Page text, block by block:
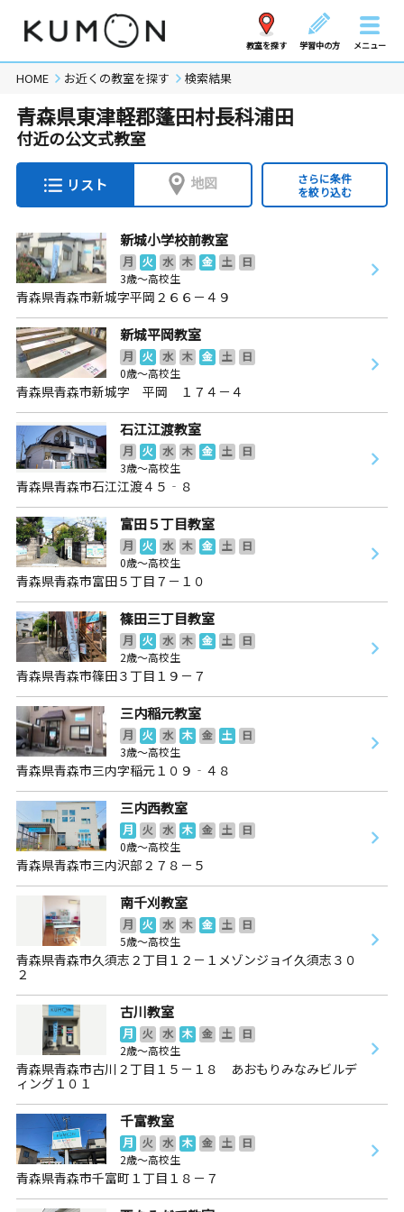
教室を探す 学習中の方 メニュー
HOME お近くの教室を探す 検索結果
青森県東津軽郡蓬田村長科浦田
付近の公文式教室
リスト 地図
さらに条件
を絞り込む
新城小学校前教室
月 火 水 木 金 土
日
3歳～高校生
青森県青森市新城字平岡２６６－４９
新城平岡教室
月 火 水 木 金 土
日
0歳～高校生
青森県青森市新城字 平岡 １７４－４
石江江渡教室
月 火 水 木 金 土
日
3歳～高校生
青森県青森市石江江渡４５‐８
富田５丁目教室
月 火 水 木 金 土
日
0歳～高校生
青森県青森市富田５丁目７－１０
篠田三丁目教室
月 火 水 木 金 土
日
2歳～高校生
青森県青森市篠田３丁目１９－７
三内稲元教室
月 火 水 木 金 土
日
3歳～高校生
青森県青森市三内字稲元１０９‐４８
三内西教室
月 火 水 木 金 土
日
0歳～高校生
青森県青森市三内沢部２７８－５
南千刈教室
月 火 水 木 金 土
日
5歳～高校生
青森県青森市久須志２丁目１２－１メゾンジョイ久須志３０
２
古川教室
月 火 水 木 金 土
日
2歳～高校生
青森県青森市古川２丁目１５－１８ あおもりみなみビルデ
ィング１０１
千富教室
月 火 水 木 金 土
日
2歳～高校生
青森県青森市千富町１丁目１８－７